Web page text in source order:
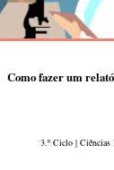
Como fazer um
3.º Ciclo | Ciências